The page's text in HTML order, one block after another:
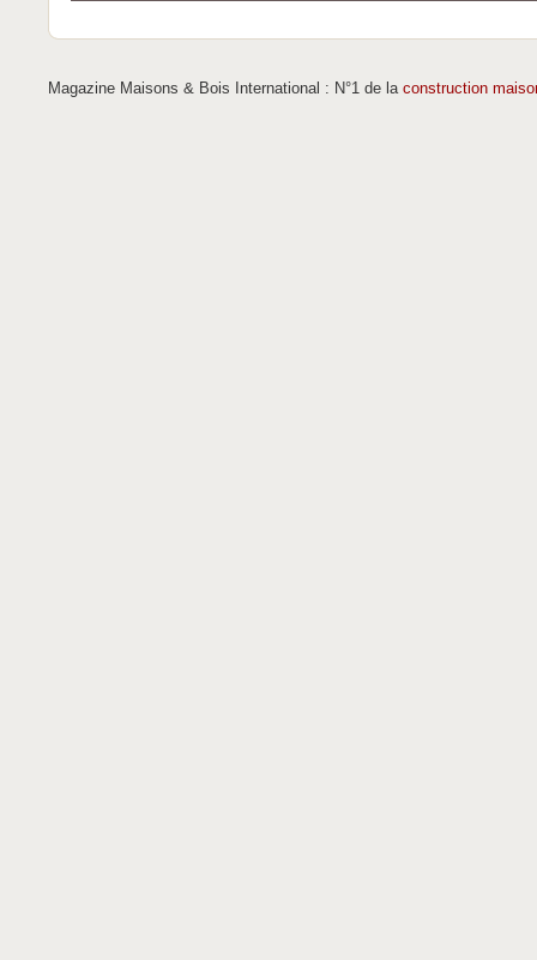
Magazine Maisons & Bois International : N°1 de la construction